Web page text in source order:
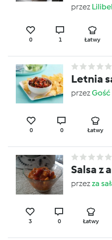
fasolą i
przez
0 1 Łatwy
Letnia
przezGość
0 0 Łatwy
Salsa z
przezza
3 0 Łatwy